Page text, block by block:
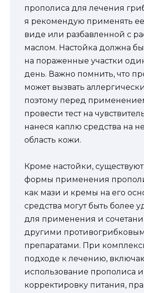
прополиса для лечения
я рекомендую применять
виде или разбавленной с
маслом. Настойка должна
на пораженные участки
день. Важно помнить, что
может вызвать
поэтому перед
провести тест на
нанеся каплю средства на
область кожи.
Кроме настойки,
формы применения
как мази и кремы на его
средства могут быть более
для применения и
другими
препаратами. При
подходе к лечению,
использование прополиса и
корректировку питания,